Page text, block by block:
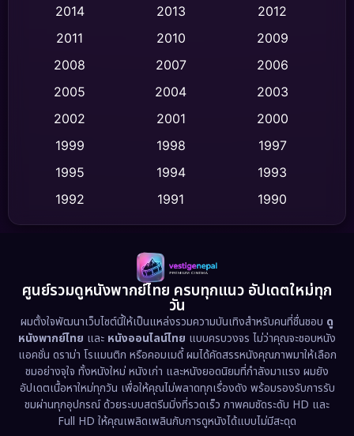
Crime อาชญากรรม (532)
Cult Film
Dance เต้น (10)
Detective สืบสวน (62)
Disaster (13)
Disney+ (5)
Documentary สารคดี (94)
Drama ดราม่า (1,513)
Dystopian (17)
2014
2013
2012
2011
2010
2009
2008
2007
2006
2005
2004
2003
2002
2001
2000
1999
1998
1997
1995
1994
1993
1992
1991
1990
1989
1988
1986
1983
1978
1974
1962
ศูนย์รวมดูหนังพากย์ไทย ครบทุกแนว อัปเดตใหม่ทุก
วัน
ผมตั้งใจพัฒนาเว็บไซต์นี้ให้เป็นแหล่งรวมความบันเทิงสำหรับคนที่ชื่นชอบ ดู
หนังพากย์ไทย และ หนังออนไลน์ไทย แบบครบวงจร ไม่ว่าคุณจะชอบหนัง
แอคชั่น ดราม่า โรแมนติก หรือคอมเมดี้ ผมได้คัดสรรหนังคุณภาพมาให้เลือก
ชมอย่างจุใจ ทั้งหนังใหม่ หนังเก่า และหนังยอดนิยมที่กำลังมาแรง ผมยัง
อัปเดตเนื้อหาใหม่ทุกวัน เพื่อให้คุณไม่พลาดทุกเรื่องดัง พร้อมรองรับการรับ
ชมผ่านทุกอุปกรณ์ ด้วยระบบสตรีมมิ่งที่รวดเร็ว ภาพคมชัดระดับ HD และ
Full HD ให้คุณเพลิดเพลินกับการดูหนังได้แบบไม่มีสะดุด